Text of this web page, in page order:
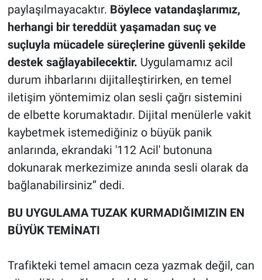
paylaşılmayacaktır. Böylece vatandaşlarımız,
herhangi bir tereddüt yaşamadan suç ve
suçluyla mücadele süreçlerine güvenli şekilde
destek sağlayabilecektir. Uygulamamız acil
durum ihbarlarını dijitalleştirirken, en temel
iletişim yöntemimiz olan sesli çağrı sistemini
de elbette korumaktadır. Dijital menülerle vakit
kaybetmek istemediğiniz o büyük panik
anlarında, ekrandaki '112 Acil' butonuna
dokunarak merkezimize anında sesli olarak da
bağlanabilirsiniz’’ dedi.
BU UYGULAMA TUZAK KURMADIĞIMIZIN EN
BÜYÜK TEMİNATI
Trafikteki temel amacın ceza yazmak değil, can